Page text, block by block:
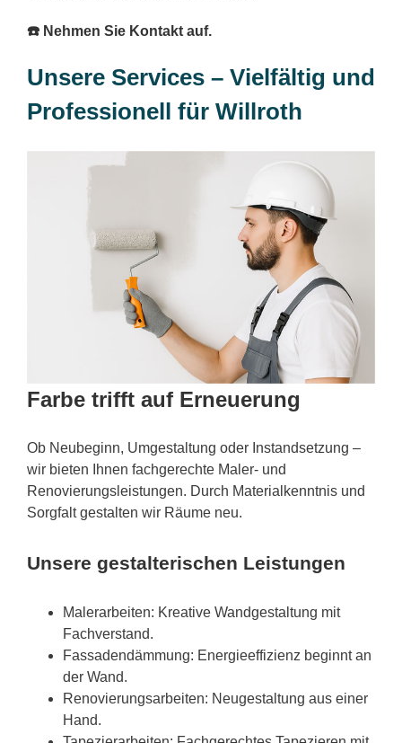
☎️ Nehmen Sie Kontakt auf.
Unsere Services – Vielfältig und
Professionell für Willroth
Farbe trifft auf Erneuerung
Ob Neubeginn, Umgestaltung oder Instandsetzung –
wir bieten Ihnen fachgerechte Maler- und
Renovierungsleistungen. Durch Materialkenntnis und
Sorgfalt gestalten wir Räume neu.
Unsere gestalterischen Leistungen
Malerarbeiten: Kreative Wandgestaltung mit
Fachverstand.
Fassadendämmung: Energieeffizienz beginnt an
der Wand.
Renovierungsarbeiten: Neugestaltung aus einer
Hand.